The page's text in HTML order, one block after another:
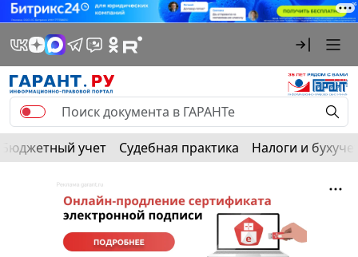
Бюджетный учет Судебная практика Налоги и